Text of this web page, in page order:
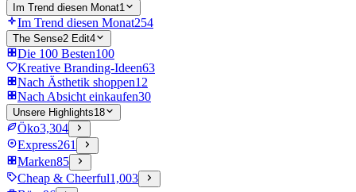
Im Trend diesen Monat1
Im Trend diesen Monat254
The Sense2 Edit4
Die 100 Besten100
Kreative Branding-Ideen63
Nach Ästhetik shoppen12
Nach Absicht einkaufen30
Unsere Highlights18
Öko3,304
Express261
Marken85
Cheap & Cheerful1,003